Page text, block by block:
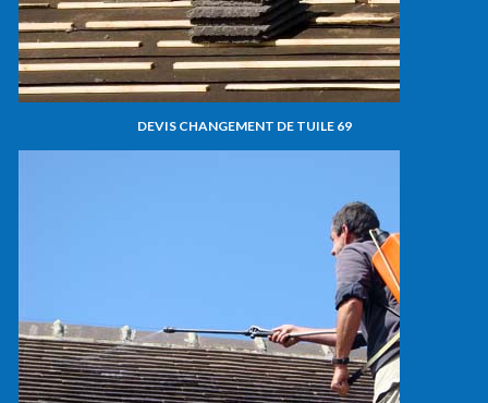
DEVIS CHANGEMENT DE TUILE 69